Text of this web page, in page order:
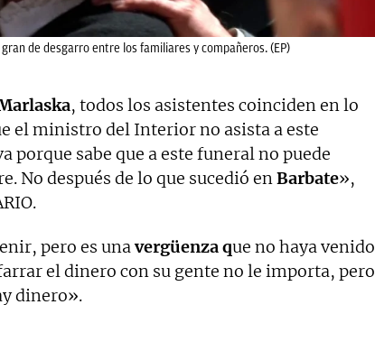
de desgarro entre los familiares y compañeros. (EP)
, todos los asistentes coinciden en lo
el ministro del Interior no asista a este
porque sabe que a este funeral no puede
No después de lo que sucedió enBarbate»,
pero es unavergüenza que no haya venido
el dinero con su gente no le importa, pero
dinero».